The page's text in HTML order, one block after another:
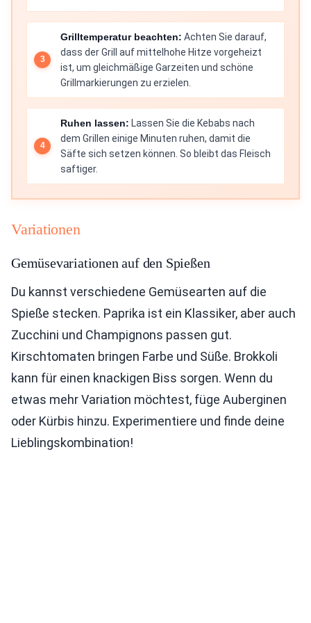
Grilltemperatur beachten: Achten Sie darauf,
dass der Grill auf mittelhohe Hitze vorgeheizt
ist, um gleichmäßige Garzeiten und schöne
Grillmarkierungen zu erzielen.
Ruhen lassen: Lassen Sie die Kebabs nach
dem Grillen einige Minuten ruhen, damit die
Säfte sich setzen können. So bleibt das Fleisch
saftiger.
Variationen
Gemüsevariationen auf den Spießen
Du kannst verschiedene Gemüsearten auf die
Spieße stecken. Paprika ist ein Klassiker, aber auch
Zucchini und Champignons passen gut.
Kirschtomaten bringen Farbe und Süße. Brokkoli
kann für einen knackigen Biss sorgen. Wenn du
etwas mehr Variation möchtest, füge Auberginen
oder Kürbis hinzu. Experimentiere und finde deine
Lieblingskombination!